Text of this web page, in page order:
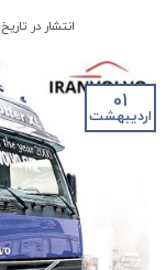
انتشار در تاریخ
01
اردیبهشت